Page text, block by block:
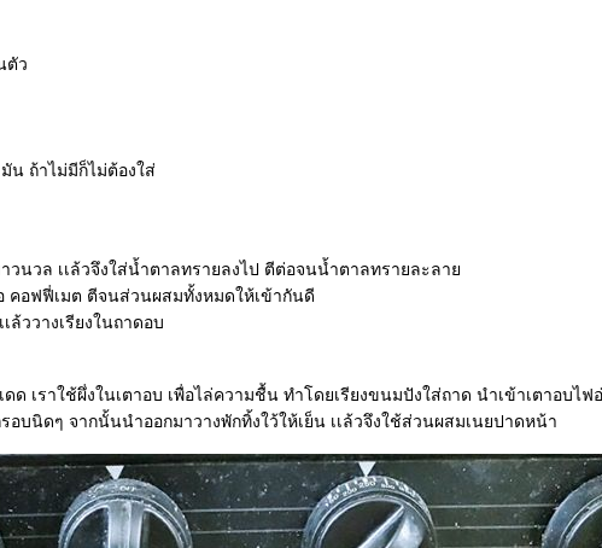
ตัว
น ถ้าไม่มีก็ไม่ต้องใส่
วนวล เเล้วจึงใส่น้ำตาลทรายลงไป ตีต่อจนน้ำตาลทรายละลา
คอฟฟี่เมต ตีจนส่วนผสมทั้งหมดให้เข้ากันดี
ววางเรียงในถาดอบ
ด เราใช้ผึ่งในเตาอบ เพื่อไล่ความชื้น ทำโดยเรียงขนมปังใส่ถาด นำเข้าเตาอบไฟ
บนิดๆ จากนั้นนำออกมาวางพักทิ้งใว้ให้เย็น เเล้วจึงใช้ส่วนผสมเนยปาดหน้า